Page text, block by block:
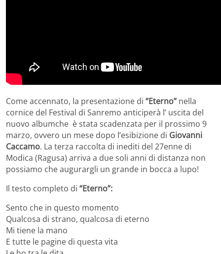
Come accennato, la presentazione di “Eterno” nella
cornice del Festival di Sanremo anticiperà l’ uscita del
nuovo albumche è stata scadenzata per il prossimo 9
marzo, ovvero un mese dopo l’esibizione di Giovanni
Caccamo. La terza raccolta di inediti del 27enne di
Modica (Ragusa) arriva a due soli anni di distanza non
possiamo che augurargli un grande in bocca a lupo!
Il testo completo di “Eterno”:
Sento che in questo momento
Qualcosa di strano, qualcosa di eterno
Mi tiene la mano
E tutte le pagine di questa vita